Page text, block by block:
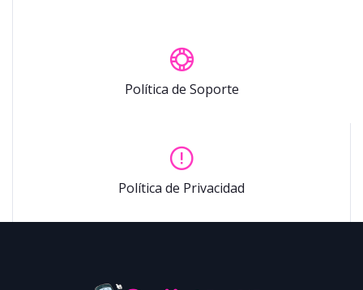
Política de Soporte
Política de Privacidad